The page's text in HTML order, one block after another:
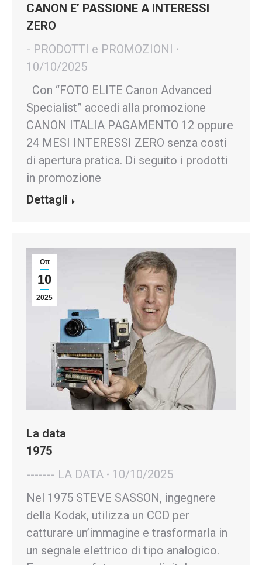
CANON E’ PASSIONE A INTERESSI
ZERO
- PRODOTTI e PROMOZIONI
10/10/2025
Con “FOTO ELITE Canon Advanced
Specialist” accedi alla promozione
CANON ITALIA PAGAMENTO 12 oppure
24 MESI INTERESSI ZERO senza costi
di apertura pratica. Di seguito i prodotti
in promozione
Dettagli
Ott
10
2025
La data
1975
------- LA DATA
10/10/2025
Nel 1975 STEVE SASSON, ingegnere
della Kodak, utilizza un CCD per
catturare un’immagine e trasformarla in
un segnale elettrico di tipo analogico.